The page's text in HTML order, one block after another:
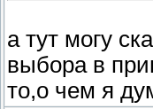
а тут могу
выбора в
то,о чем я